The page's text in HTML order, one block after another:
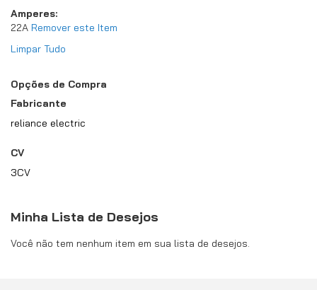
Amperes
22A Remover este Item
Limpar Tudo
Opções de Compra
Fabricante
reliance electric
CV
3CV
Minha Lista de Desejos
Você não tem nenhum item em sua lista de desejos.